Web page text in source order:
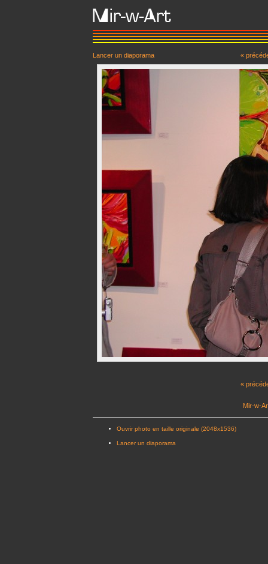
Lancer un diaporama «
«
Mir-w-
Ouvrir photo en taille originale (2048x1536)
Lancer un diaporama